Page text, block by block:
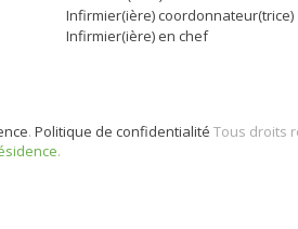
Infirmier(ière) coordonnateur(trice)
Infirmier(ière) en chef
. Politique de confidentialité Tous droits
.